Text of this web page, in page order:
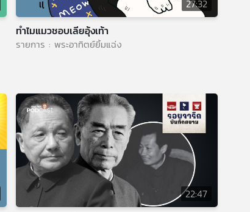
27:32
ทำไมแมวชอบเลียอุ้งเท้า
รายการ : พระอาทิตย์ยิ้มแฉ่ง
22:47